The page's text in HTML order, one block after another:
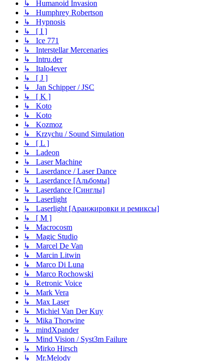
↳ Humanoid Invasion
↳ Humphrey Robertson
↳ Hypnosis
↳ [ I ]
↳ Ice 771
↳ Interstellar Mercenaries
↳ Intru.der
↳ Italo4ever
↳ [ J ]
↳ Jan Schipper / JSC
↳ [ K ]
↳ Koto
↳ Koto
↳ Kozmoz
↳ Krzychu / Sound Simulation
↳ [ L ]
↳ Ladeon
↳ Laser Machine
↳ Laserdance / Laser Dance
↳ Laserdance [Альбомы]
↳ Laserdance [Синглы]
↳ Laserlight
↳ Laserlight [Аранжировки и ремиксы]
↳ [ M ]
↳ Macrocosm
↳ Magic Studio
↳ Marcel De Van
↳ Marcin Litwin
↳ Marco Di Luna
↳ Marco Rochowski
↳ Retronic Voice
↳ Mark Vera
↳ Max Laser
↳ Michiel Van Der Kuy
↳ Mika Thorwine
↳ mindXpander
↳ Mind Vision / Syst3m Failure
↳ Mirko Hirsch
↳ Mr.Melody